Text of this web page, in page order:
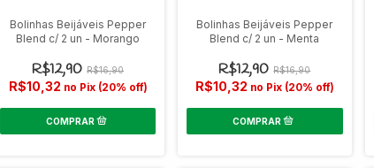
Bolinhas Beijáveis Pepper
Blend c/ 2 un - Morango
R$12,90 R$16,90
R$10,32 no Pix (20% off)
Bolinhas Beijáveis Pepper
Blend c/ 2 un - Menta
R$12,90 R$16,90
R$10,32 no Pix (20% off)